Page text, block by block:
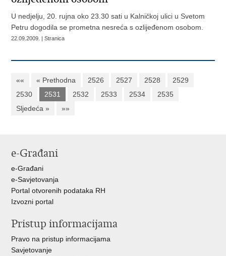
U nedjelju, 20. rujna oko 23.30 sati u Kalničkoj ulici u Svetom
Petru dogodila se prometna nesreća s ozlijeđenom osobom.
22.09.2009. | Stranica
«« « Prethodna 2526 2527 2528
2529
2530
2531 2532 2533 2534
2535
Sljedeća »
»»
e-Građani
e-Građani
e-Savjetovanja
Portal otvorenih podataka RH
Izvozni portal
Pristup informacijama
Pravo na pristup informacijama
Savjetovanje